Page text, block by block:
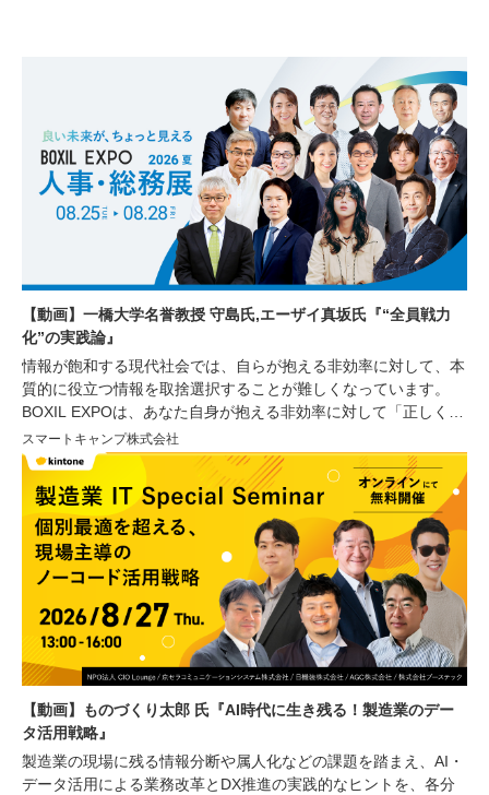
【動画】一橋大学名誉教授 守島氏,エーザイ真坂氏『“全員戦力
化”の実践論』
情報が飽和する現代社会では、自らが抱える非効率に対して、本
質的に役立つ情報を取捨選択することが難しくなっています。
BOXIL EXPOは、あなた自身が抱える非効率に対して「正しく」
「シンプル」な情報を提供し、非効率の解消や生産性の向上をサ
ポートするオンラインイベントです。今回は経営者や人事・労
務、総務部門で働く方々を対象に、人材の採用育成や組織づく
り、業務効率化に繋がる講演をはじめ、様々な非効率を解消する
サービスが紹介されるセミナーや、サービスを比較できる機会を
ご用意しております。
スマートキャンプ株式会社
【動画】ものづくり太郎 氏『AI時代に生き残る！製造業のデー
タ活用戦略』
製造業の現場に残る情報分断や属人化などの課題を踏まえ、AI・
データ活用による業務改革とDX推進の実践的なヒントを、各分